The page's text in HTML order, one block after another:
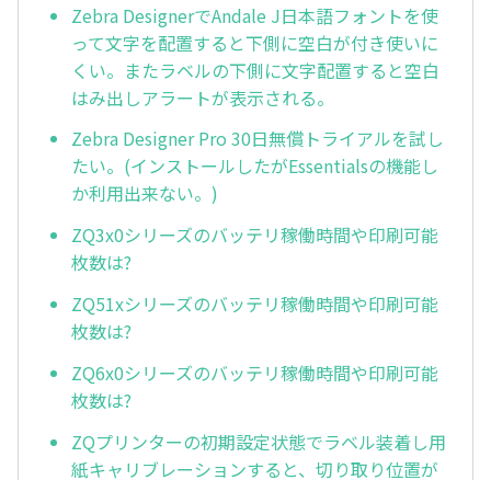
Zebra DesignerでAndale J日本語フォントを使
って文字を配置すると下側に空白が付き使いに
くい。またラベルの下側に文字配置すると空白
はみ出しアラートが表示される。
Zebra Designer Pro 30日無償トライアルを試し
たい。(インストールしたがEssentialsの機能し
か利用出来ない。)
ZQ3x0シリーズのバッテリ稼働時間や印刷可能
枚数は?
ZQ51xシリーズのバッテリ稼働時間や印刷可能
枚数は?
ZQ6x0シリーズのバッテリ稼働時間や印刷可能
枚数は?
ZQプリンターの初期設定状態でラベル装着し用
紙キャリブレーションすると、切り取り位置が